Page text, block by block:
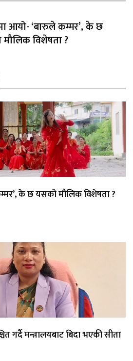
आयो- ‘बारुले कम्मर’, के छ
विशेषता ?
के छ यसको मौलिक विशेषता ?
गर्दै मन्त्रालयबाट बिदा भएकी सीता